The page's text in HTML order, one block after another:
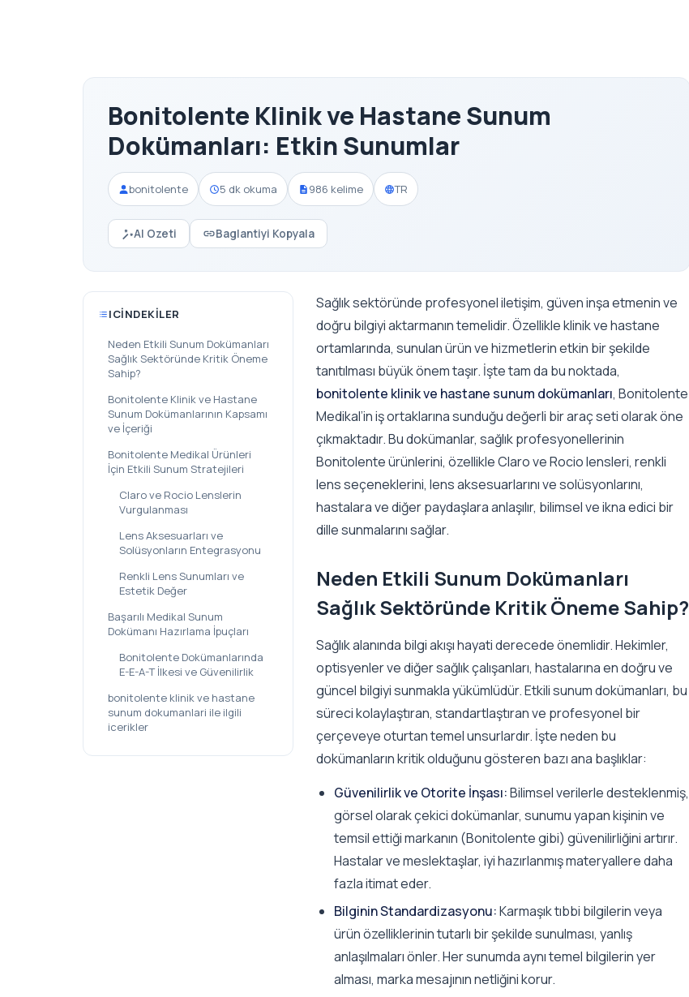
Bonitolente Klinik ve Hastane Sunum
Dokümanları: Etkin Sunumlar
bonitolente 5 dk okuma 986 kelime TR
AI Ozeti Baglantiyi Kopyala
ICINDEKILER
Neden Etkili Sunum Dokümanları
Sağlık Sektöründe Kritik Öneme
Sahip?
Bonitolente Klinik ve Hastane
Sunum Dokümanlarının Kapsamı
ve İçeriği
Bonitolente Medikal Ürünleri
İçin Etkili Sunum Stratejileri
Claro ve Rocio Lenslerin
Vurgulanması
Lens Aksesuarları ve
Solüsyonların Entegrasyonu
Renkli Lens Sunumları ve
Estetik Değer
Başarılı Medikal Sunum
Dokümanı Hazırlama İpuçları
Bonitolente Dokümanlarında
E-E-A-T İlkesi ve Güvenilirlik
bonitolente klinik ve hastane
sunum dokumanlari ile ilgili
icerikler
Sağlık sektöründe profesyonel iletişim, güven inşa etmenin ve
doğru bilgiyi aktarmanın temelidir. Özellikle klinik ve hastane
ortamlarında, sunulan ürün ve hizmetlerin etkin bir şekilde
tanıtılması büyük önem taşır. İşte tam da bu noktada,
bonitolente klinik ve hastane sunum dokümanları, Bonitolente
Medikal’in iş ortaklarına sunduğu değerli bir araç seti olarak öne
çıkmaktadır. Bu dokümanlar, sağlık profesyonellerinin
Bonitolente ürünlerini, özellikle Claro ve Rocio lensleri, renkli
lens seçeneklerini, lens aksesuarlarını ve solüsyonlarını,
hastalara ve diğer paydaşlara anlaşılır, bilimsel ve ikna edici bir
dille sunmalarını sağlar.
Neden Etkili Sunum Dokümanları
Sağlık Sektöründe Kritik Öneme Sahip?
Sağlık alanında bilgi akışı hayati derecede önemlidir. Hekimler,
optisyenler ve diğer sağlık çalışanları, hastalarına en doğru ve
güncel bilgiyi sunmakla yükümlüdür. Etkili sunum dokümanları, bu
süreci kolaylaştıran, standartlaştıran ve profesyonel bir
çerçeveye oturtan temel unsurlardır. İşte neden bu
dokümanların kritik olduğunu gösteren bazı ana başlıklar:
Güvenilirlik ve Otorite İnşası:Bilimsel verilerle desteklenmiş,
görsel olarak çekici dokümanlar, sunumu yapan kişinin ve
temsil ettiği markanın (Bonitolente gibi) güvenilirliğini artırır.
Hastalar ve meslektaşlar, iyi hazırlanmış materyallere daha
fazla itimat eder.
Bilginin Standardizasyonu:Karmaşık tıbbi bilgilerin veya
ürün özelliklerinin tutarlı bir şekilde sunulması, yanlış
anlaşılmaları önler. Her sunumda aynı temel bilgilerin yer
alması, marka mesajının netliğini korur.